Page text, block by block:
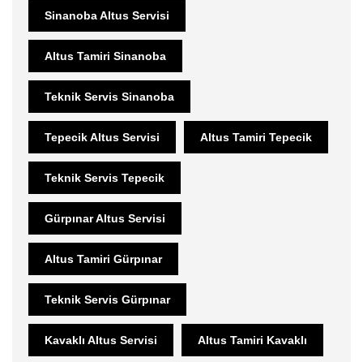
Sinanoba Altus Servisi
Altus Tamiri Sinanoba
Teknik Servis Sinanoba
Tepecik Altus Servisi Altus Tamiri Tepecik
Teknik Servis Tepecik
Gürpınar Altus Servisi
Altus Tamiri Gürpınar
Teknik Servis Gürpınar
Kavaklı Altus Servisi Altus Tamiri Kavaklı